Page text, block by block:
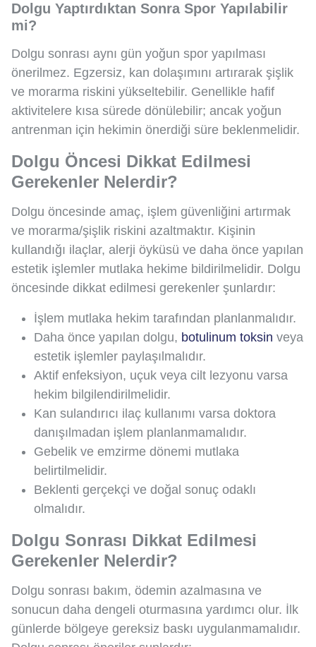
Dolgu Yaptırdıktan Sonra Spor Yapılabilir
mi?
Dolgu sonrası aynı gün yoğun spor yapılması
önerilmez. Egzersiz, kan dolaşımını artırarak şişlik
ve morarma riskini yükseltebilir. Genellikle hafif
aktivitelere kısa sürede dönülebilir; ancak yoğun
antrenman için hekimin önerdiği süre beklenmelidir.
Dolgu Öncesi Dikkat Edilmesi
Gerekenler Nelerdir?
Dolgu öncesinde amaç, işlem güvenliğini artırmak
ve morarma/şişlik riskini azaltmaktır. Kişinin
kullandığı ilaçlar, alerji öyküsü ve daha önce yapılan
estetik işlemler mutlaka hekime bildirilmelidir. Dolgu
öncesinde dikkat edilmesi gerekenler şunlardır:
İşlem mutlaka hekim tarafından planlanmalıdır.
Daha önce yapılan dolgu, botulinum toksin veya
estetik işlemler paylaşılmalıdır.
Aktif enfeksiyon, uçuk veya cilt lezyonu varsa
hekim bilgilendirilmelidir.
Kan sulandırıcı ilaç kullanımı varsa doktora
danışılmadan işlem planlanmamalıdır.
Gebelik ve emzirme dönemi mutlaka
belirtilmelidir.
Beklenti gerçekçi ve doğal sonuç odaklı
olmalıdır.
Dolgu Sonrası Dikkat Edilmesi
Gerekenler Nelerdir?
Dolgu sonrası bakım, ödemin azalmasına ve
sonucun daha dengeli oturmasına yardımcı olur. İlk
günlerde bölgeye gereksiz baskı uygulanmamalıdır.